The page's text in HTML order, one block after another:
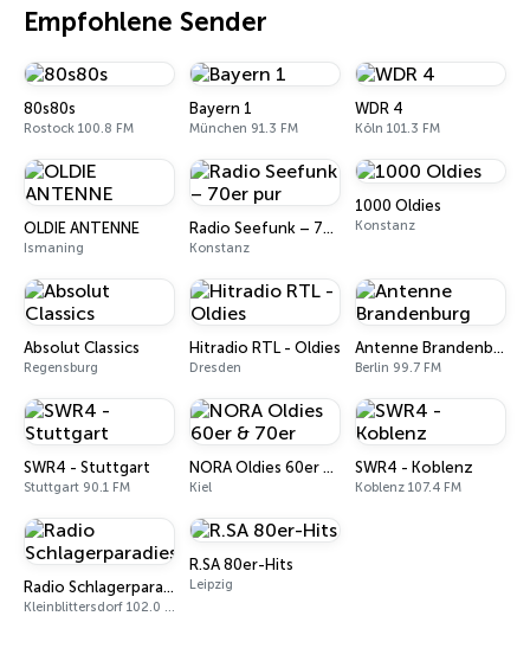
Empfohlene Sender
80s80s
Rostock 100.8 FM
Bayern 1
München 91.3 FM
WDR 4
Köln 101.3 FM
OLDIE ANTENNE
Ismaning
Radio Seefunk – 70er pur
Konstanz
1000 Oldies
Konstanz
Absolut Classics
Regensburg
Hitradio RTL - Oldies
Dresden
Antenne Brandenburg
Berlin 99.7 FM
SWR4 - Stuttgart
Stuttgart 90.1 FM
NORA Oldies 60er & 70er
Kiel
SWR4 - Koblenz
Koblenz 107.4 FM
Radio Schlagerparadies
Kleinblittersdorf 102.0 FM
R.SA 80er-Hits
Leipzig